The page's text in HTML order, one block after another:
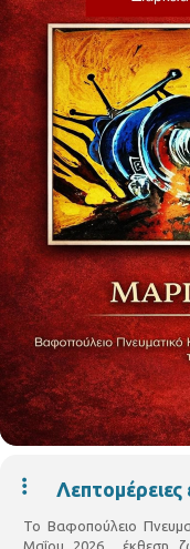
Το Βαφοπούλειο